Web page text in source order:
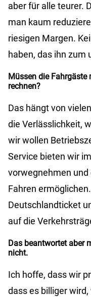
aber für alle teurer.
man kaum
riesigen Margen.
haben, das ihn zum
Müssen die Fahrgäste
rechnen?
Das hängt von
die Verlässlichkeit,
wir wollen
Service bieten wir
vorwegnehmen
Fahren
Deutschlandticket
auf die
Das beantwortet aber
nicht.
Ich hoffe, dass wir
dass es billiger